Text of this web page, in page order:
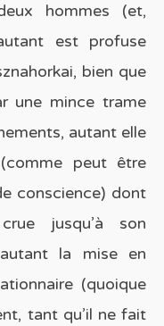
hommes (et,
est profuse
bien que
une mince trame
autant elle
peut être
conscience) dont
jusqu’à son
la mise en
(quoique
tant qu’il ne fait